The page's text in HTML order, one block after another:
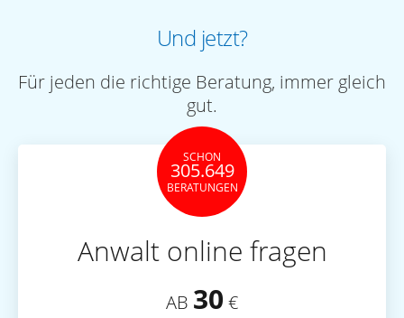
Und jetzt?
Für jeden die richtige Beratung, immer gleich
gut.
SCHON
305.649
BERATUNGEN
Anwalt online fragen
AB 30 €